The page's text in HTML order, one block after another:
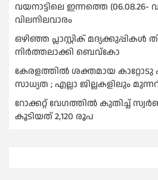
വയനാട്ടിലെ ഇന്നത്തെ (06.08.26-
വിലനിലവാരം
ഒഴിഞ്ഞ പ്ലാസ്റ്റിക് മദ്യക്കുപ്പികള്‍
നിര്‍ത്തലാക്കി ബെവ്കോ
കേരളത്തിൽ ശക്തമായ
സാധ്യത ; എല്ലാ ജില്ലകളിലും
റോക്കറ്റ് വേഗത്തില്‍ കുതിച്ച്
കൂടിയത് 2,120 രൂപ